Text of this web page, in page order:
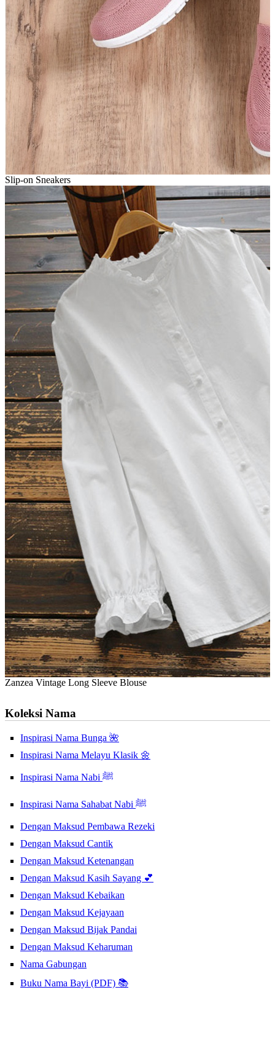
Slip-on Sneakers
Zanzea Vintage Long Sleeve Blouse
Koleksi Nama
Inspirasi Nama Bunga 🌺
Inspirasi Nama Melayu Klasik 🌼
Inspirasi Nama Nabi ﷺ
Inspirasi Nama Sahabat Nabi ﷺ
Dengan Maksud Pembawa Rezeki
Dengan Maksud Cantik
Dengan Maksud Ketenangan
Dengan Maksud Kasih Sayang 💕
Dengan Maksud Kebaikan
Dengan Maksud Kejayaan
Dengan Maksud Bijak Pandai
Dengan Maksud Keharuman
Nama Gabungan
Buku Nama Bayi (PDF) 📚